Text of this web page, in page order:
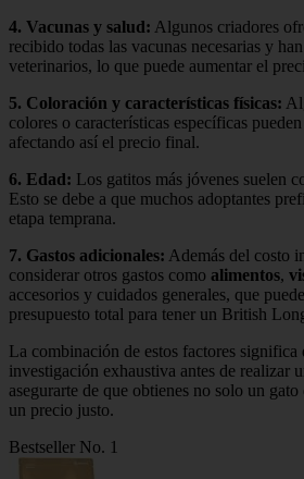
4. Vacunas y salud: Algunos criadores
recibido todas las vacunas necesarias y
veterinarios, lo que puede aumentar el
5. Coloración y características físicas:
colores o características específicas
afectando así el precio final.
6. Edad: Los gatitos más jóvenes suelen
Esto se debe a que muchos adoptantes
etapa temprana.
7. Gastos adicionales: Además del costo
considerar otros gastos como alimentos,
accesorios y cuidados generales, que
presupuesto total para tener un British
La combinación de estos factores significa
investigación exhaustiva antes de realizar
asegurarte de que obtienes no solo un
un precio justo.
Bestseller No. 1